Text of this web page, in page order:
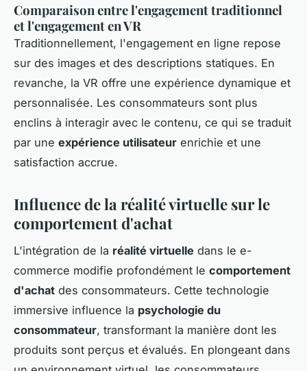
Comparaison entre l'engagement traditionnel
et l'engagement en VR
Traditionnellement, l'engagement en ligne repose
sur des images et des descriptions statiques. En
revanche, la VR offre une expérience dynamique et
personnalisée. Les consommateurs sont plus
enclins à interagir avec le contenu, ce qui se traduit
par une expérience utilisateur enrichie et une
satisfaction accrue.
Influence de la réalité virtuelle sur le
comportement d'achat
L'intégration de la réalité virtuelle dans le e-
commerce modifie profondément le comportement
d'achat des consommateurs. Cette technologie
immersive influence la psychologie du
consommateur, transformant la manière dont les
produits sont perçus et évalués. En plongeant dans